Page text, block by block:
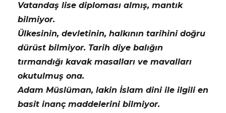
Vatandaş lise diploması almış, mantık
bilmiyor.
Ülkesinin, devletinin, halkının tarihini doğru
dürüst bilmiyor. Tarih diye balığın
tırmandığı kavak masalları ve mavalları
okutulmuş ona.
Adam Müslüman, lakin İslam dini ile ilgili en
basit inanç maddelerini bilmiyor.